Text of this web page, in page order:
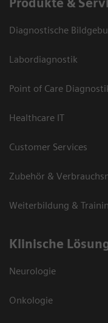
Produkte &
Diagnostische
Labordiagnostik
Point of Care
Healthcare IT
Customer Services
Zubehör &
Weiterbildung &
Klinische
Neurologie
Onkologie